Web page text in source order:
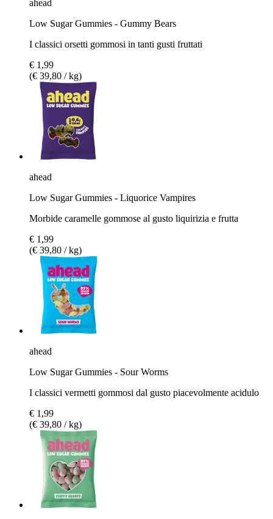
ahead
Low Sugar Gummies - Gummy Bears
I classici orsetti gommosi in tanti gusti fruttati
€ 1,99
(€ 39,80 / kg)
ahead
Low Sugar Gummies - Liquorice Vampires
Morbide caramelle gommose al gusto liquirizia e frutta
€ 1,99
(€ 39,80 / kg)
ahead
Low Sugar Gummies - Sour Worms
I classici vermetti gommosi dal gusto piacevolmente acidulo
€ 1,99
(€ 39,80 / kg)